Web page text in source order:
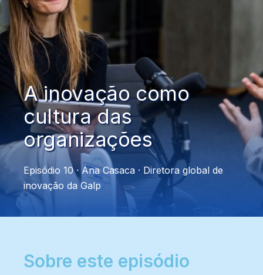
A inovação como
cultura das
organizações
Episódio 10 · Ana Casaca · Diretora global de
inovação da Galp
Sobre este episódio